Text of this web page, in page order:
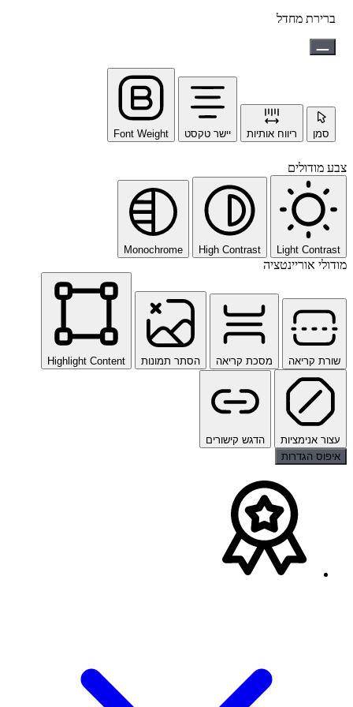
ברירת מחדל
סמן ריווח אותיות יישר טקסט Font Weight
צבע מודולים
Light Contrast
High Contrast
Monochrome
מודולי אוריינטציה
שורת קריאה מסכת קריאה הסתר תמונות Highlight Content
עצור אנימציות
הדגש קישורים
איפוס הגדרות